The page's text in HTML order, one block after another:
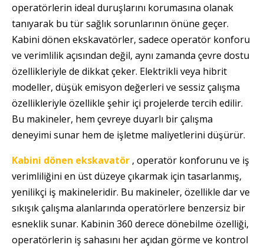
operatörlerin ideal duruşlarını korumasına olanak
tanıyarak bu tür sağlık sorunlarının önüne geçer.
Kabini dönen ekskavatörler, sadece operatör konforu
ve verimlilik açısından değil, aynı zamanda çevre dostu
özellikleriyle de dikkat çeker. Elektrikli veya hibrit
modeller, düşük emisyon değerleri ve sessiz çalışma
özellikleriyle özellikle şehir içi projelerde tercih edilir.
Bu makineler, hem çevreye duyarlı bir çalışma
deneyimi sunar hem de işletme maliyetlerini düşürür.
Kabini dönen ekskavatör , operatör konforunu ve iş
verimliliğini en üst düzeye çıkarmak için tasarlanmış,
yenilikçi iş makineleridir. Bu makineler, özellikle dar ve
sıkışık çalışma alanlarında operatörlere benzersiz bir
esneklik sunar. Kabinin 360 derece dönebilme özelliği,
operatörlerin iş sahasını her açıdan görme ve kontrol